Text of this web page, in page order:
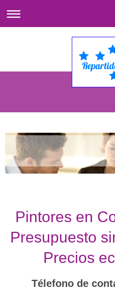
Pintores en
Presupuesto
Precios
Télefono de